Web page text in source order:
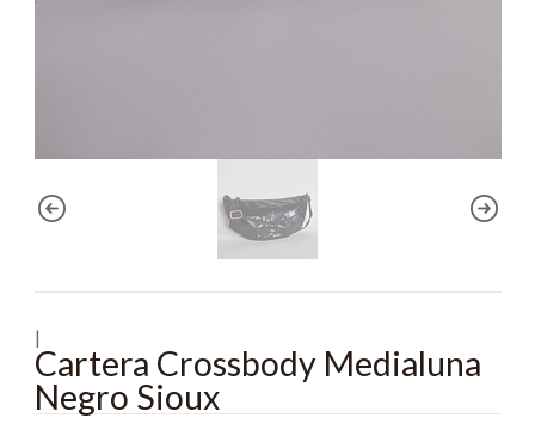
|
Cartera Crossbody Medialuna
Negro Sioux